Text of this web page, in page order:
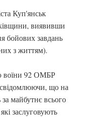
Куп'янськ
виявивши
бойових завдань
з життям).
воїни 92 ОМБР
що на
за майбутнє всього
заслуговують